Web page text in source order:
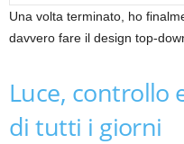
Una volta terminato, ho
davvero fare il design top-
Luce, controllo
di tutti i giorni